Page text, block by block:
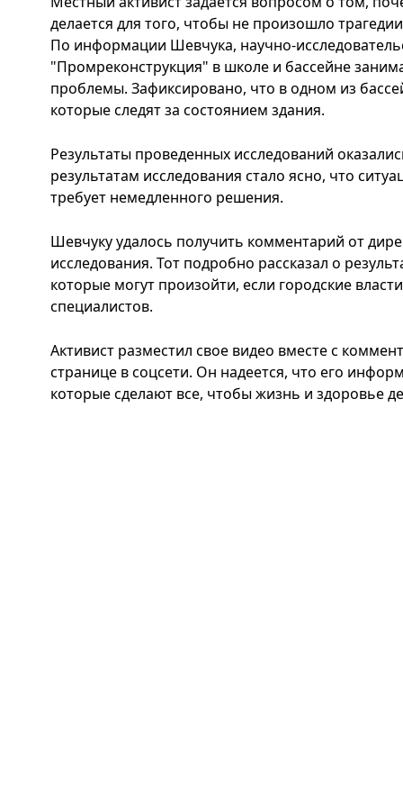
делается для того, чтобы не произошло
По информации Шевчука, научно-
"Промреконструкция" в школе и бассейне
проблемы. Зафиксировано, что в одном из
которые следят за состоянием здания.
Результаты проведенных исследований
результатам исследования стало ясно, что
требует немедленного решения.
Шевчуку удалось получить комментарий от
исследования. Тот подробно рассказал о
которые могут произойти, если городские
специалистов.
Активист разместил свое видео вместе с
странице в соцсети. Он надеется, что его
которые сделают все, чтобы жизнь и здоровье